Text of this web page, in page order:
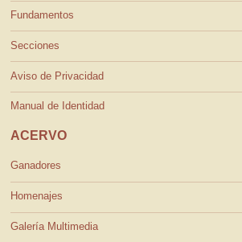
Fundamentos
Secciones
Aviso de Privacidad
Manual de Identidad
ACERVO
Ganadores
Homenajes
Galería Multimedia